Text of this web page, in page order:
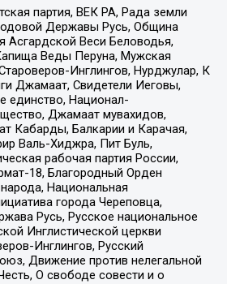
партия, ВЕК РА, Рада земли
Державы Русь, Община
Асгардской Веси Беловодья,
Веды Перуна, Мужская
Инглингов, Нурджулар, К
Джамаат, Свидетели Иеговы,
единство, Национал-
Джамаат мувахидов,
Кабарды, Балкарии и Карачая,
Валь-Хиджра, Пит Буль,
рабочая партия России,
18, Благородный Орден
Национальная
города Череповца,
Русь, Русское национальное
Инглистической церкви
Инглингов, Русский
Движение против нелегальной
О свободе совести и о